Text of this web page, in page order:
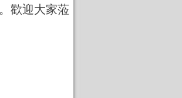
歡迎大家蒞